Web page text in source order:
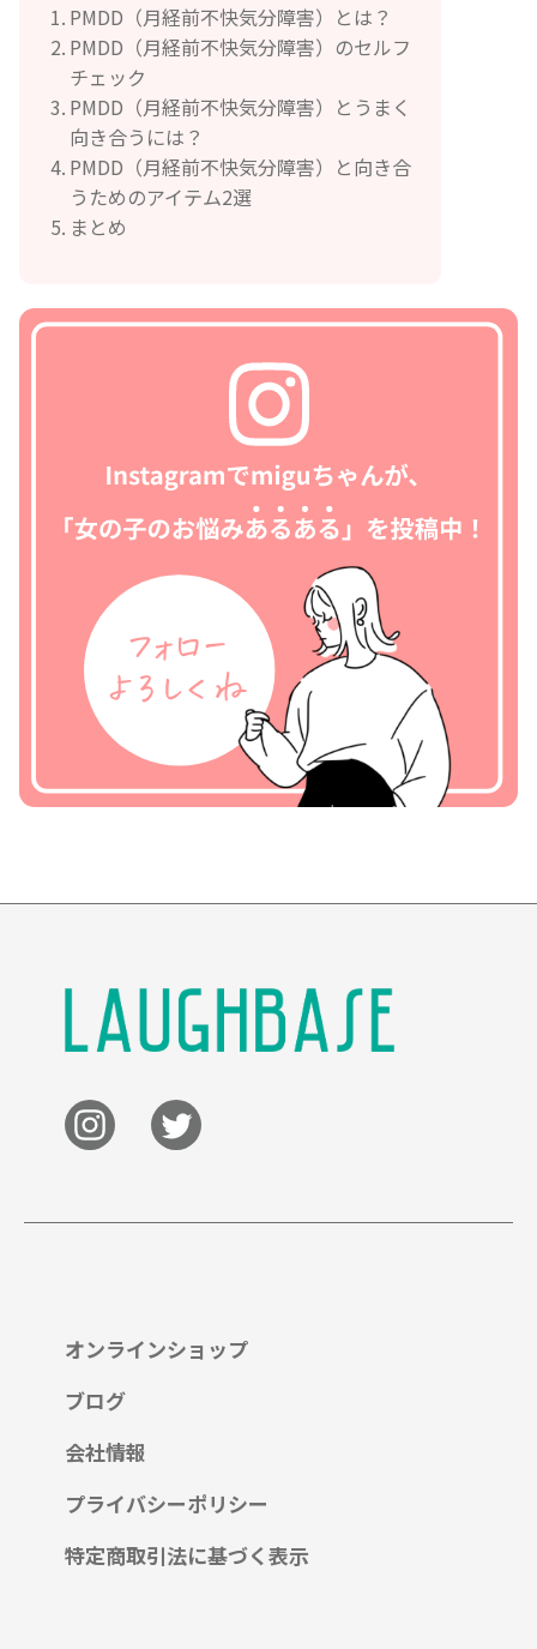
PMDD（月経前不快気分障害）とは？
PMDD（月経前不快気分障害）のセルフ
チェック
PMDD（月経前不快気分障害）とうまく
向き合うには？
PMDD（月経前不快気分障害）と向き合
うためのアイテム2選
まとめ
オンラインショップ
ブログ
会社情報
プライバシーポリシー
特定商取引法に基づく表示